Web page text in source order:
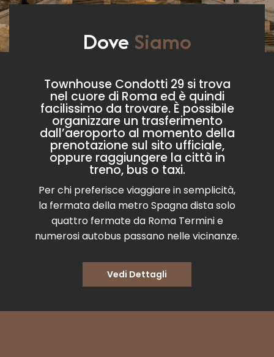
Dove Siamo
Townhouse Condotti 29 si trova
nel cuore di Roma ed è quindi
facilissimo da trovare. È possibile
organizzare un trasferimento
dall’aeroporto al momento della
prenotazione sul sito ufficiale,
oppure raggiungere la città in
treno, bus o taxi.
Per chi preferisce viaggiare in semplicità,
la fermata della metro Spagna dista solo
quattro fermate da Roma Termini e
numerosi autobus passano nelle vicinanze.
Vedi Dettagli